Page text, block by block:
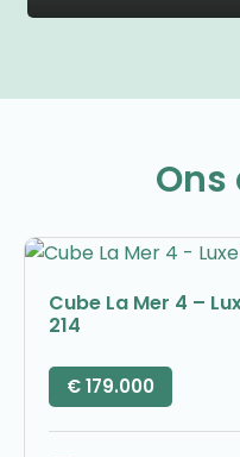
Cube La Mer 4 –
214
€179.000